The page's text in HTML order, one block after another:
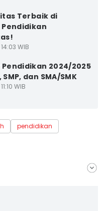
Terbaik di
WIB
2024/2025
dan SMA/SMK
WIB
pendidikan